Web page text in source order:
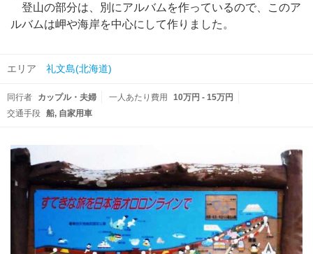
登山の部分は、別にアルバムを作っているので、このア
ルバムは岬や海岸を中心にして作りました。
エリア 礼文島(北海道)
同行者 カップル・夫婦 一人あたり費用
10万円 - 15万円
交通手段 船 自家用車